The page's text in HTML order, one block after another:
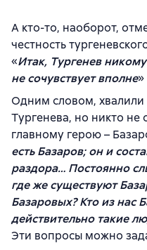
А кто-то, наоборот,
честность
«Итак, Тургенев
не сочувствует вполне»
Одним словом,
Тургенева, но никто не
главному герою –
есть Базаров; он и
раздора… Постоянно
где же существуют
Базаровых? Кто из нас
действительно такие
Эти вопросы можно